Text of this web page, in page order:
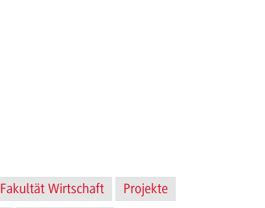
Fakultät Wirtschaft
Projekte